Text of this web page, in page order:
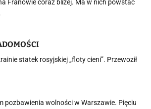
Franowie coraz bliżej. Ma w nich powstać
statek rosyjskiej „floty cieni”. Przewoził
pozbawienia wolności w Warszawie. Pięciu